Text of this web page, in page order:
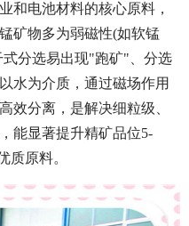
和电池材料的核心原料，
矿物多为弱磁性(如软锰
分选易出现"跑矿"、分选
水为介质，通过磁场作用
效分离，是解决细粒级、
能显著提升精矿品位5-
质原料。